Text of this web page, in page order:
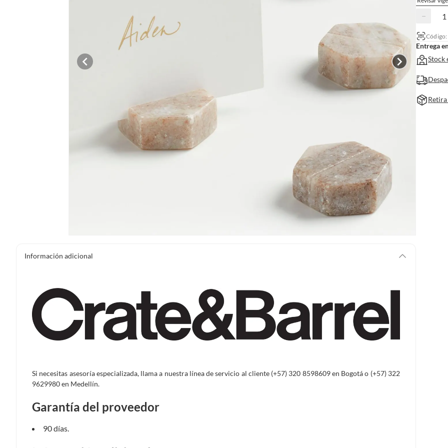
Información adicional
Si necesitas asesoría especializada, llama a nuestra línea de servicio al cliente (+57) 320 8598609 en Bogotá o (+57) 322
9629980 en Medellín.
Garantía del proveedor
90 días.
−
Entrega
Stock